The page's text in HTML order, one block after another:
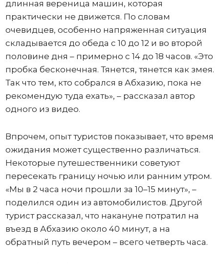
длинная вереница машин, которая
практически не движется. По словам
очевидцев, особенно напряженная ситуация
складывается до обеда с 10 до 12 и во второй
половине дня – примерно с 14 до 18 часов. «Это
пробка бесконечная. Тянется, тянется как змея.
Так что тем, кто собрался в Абхазию, пока не
рекомендую туда ехать», – рассказал автор
одного из видео.
Впрочем, опыт туристов показывает, что время
ожидания может существенно различаться.
Некоторые путешественники советуют
пересекать границу ночью или ранним утром.
«Мы в 2 часа ночи прошли за 10–15 минут», –
поделился один из автомобилистов. Другой
турист рассказал, что накануне потратил на
въезд в Абхазию около 40 минут, а на
обратный путь вечером – всего четверть часа.